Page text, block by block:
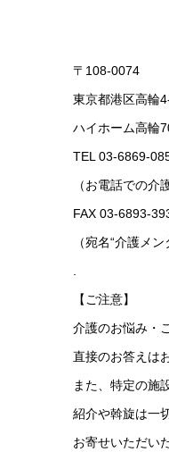
〒108-0074
東京都港区高輪
ハイホーム高輪
TEL 03-6869-
（お電話での介
FAX 03-6893-
（宛名“介護メ
【ご注意】
介護のお悩み・
直接のお答えは
また、特定の施
紹介や斡旋は一
お寄せいただい